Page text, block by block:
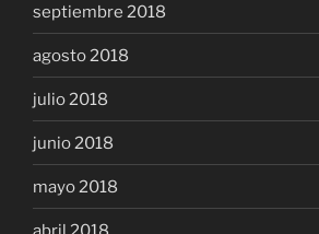
septiembre 2018
agosto 2018
julio 2018
junio 2018
mayo 2018